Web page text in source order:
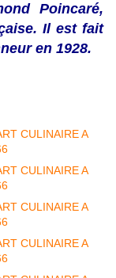
Poincaré,
Il est fait
en 1928.